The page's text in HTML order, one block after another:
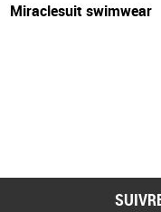
Miraclesuit swimwear